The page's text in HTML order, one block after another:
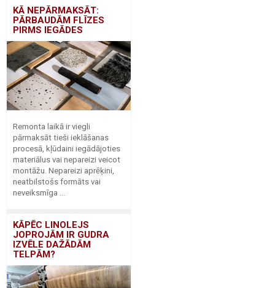
KĀ NEPĀRMAKSĀT:
PĀRBAUDĀM FLĪZES
PIRMS IEGĀDES
Remonta laikā ir viegli
pārmaksāt tieši ieklāšanas
procesā, kļūdaini iegādājoties
materiālus vai nepareizi veicot
montāžu. Nepareizi aprēķini,
neatbilstošs formāts vai
neveiksmīga ...
KĀPĒC LINOLEJS
JOPROJĀM IR GUDRA
IZVĒLE DAŽĀDĀM
TELPĀM?